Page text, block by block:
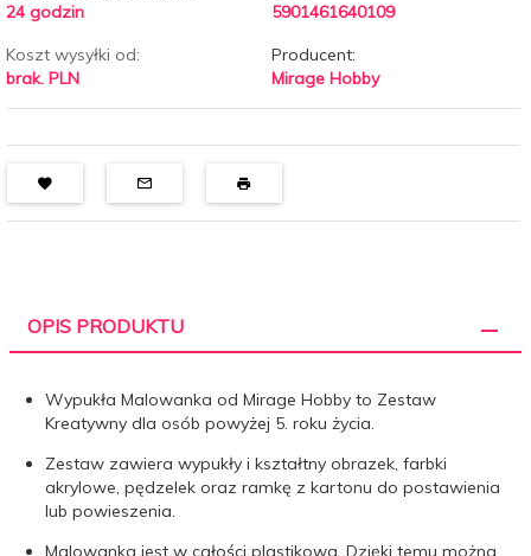
24 godzin
5901461640109
Koszt wysyłki od:
brak. PLN
Producent:
Mirage Hobby
OPIS PRODUKTU
Wypukła Malowanka od Mirage Hobby to Zestaw
Kreatywny dla osób powyżej 5. roku życia.
Zestaw zawiera wypukły i kształtny obrazek, farbki
akrylowe, pędzelek oraz ramkę z kartonu do postawienia
lub powieszenia.
Malowanka jest w całości plastikowa. Dzięki temu można